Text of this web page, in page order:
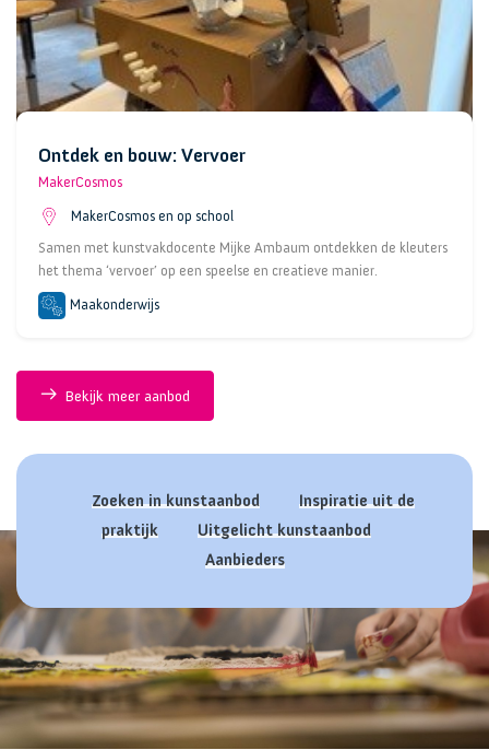
Ontdek en bouw: Vervoer
MakerCosmos
MakerCosmos en op school
Samen met kunstvakdocente Mijke Ambaum ontdekken de kleuters
het thema ‘vervoer’ op een speelse en creatieve manier.
Maakonderwijs
Bekijk meer aanbod
Zoeken in kunstaanbod
Inspiratie uit de
praktijk
Uitgelicht kunstaanbod
Aanbieders